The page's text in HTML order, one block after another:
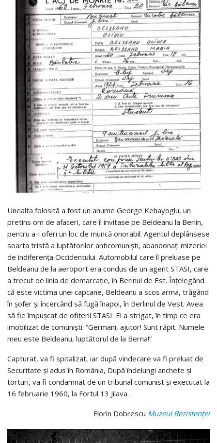
Unealta folosită a fost un anume George Kehayoglu, un
pretins om de afaceri, care îl invitase pe Beldeanu la Berlin,
pentru a-i oferi un loc de muncă onorabil. Agentul deplânsese
soarta tristă a luptătorilor anticomuniști, abandonați mizeriei
de indiferența Occidentului. Automobilul care îl preluase pe
Beldeanu de la aeroport era condus de un agent STASI, care
a trecut de linia de demarcație, în Berinul de Est. Înțelegând
că este victima unei capcane, Beldeanu a scos arma, trăgând
în șofer și încercând să fugă înapoi, în Berlinul de Vest. Avea
să fie împușcat de ofițerii STASI. El a strigat, în timp ce era
imobilizat de comuniști: “Germani, ajutor! Sunt răpit. Numele
meu este Beldeanu, luptătorul de la Berna!”
Capturat, va fi spitalizat, iar după vindecare va fi preluat de
Securitate și adus în România, După îndelungi anchete și
torturi, va fi condamnat de un tribunal comunist și executat la
16 februarie 1960, la Fortul 13 Jilava.
Florin Dobrescu Muzeul Rezistenței